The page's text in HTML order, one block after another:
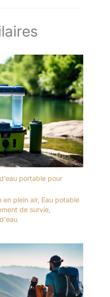
portable pour
en plein air, Eau potable
de survie,